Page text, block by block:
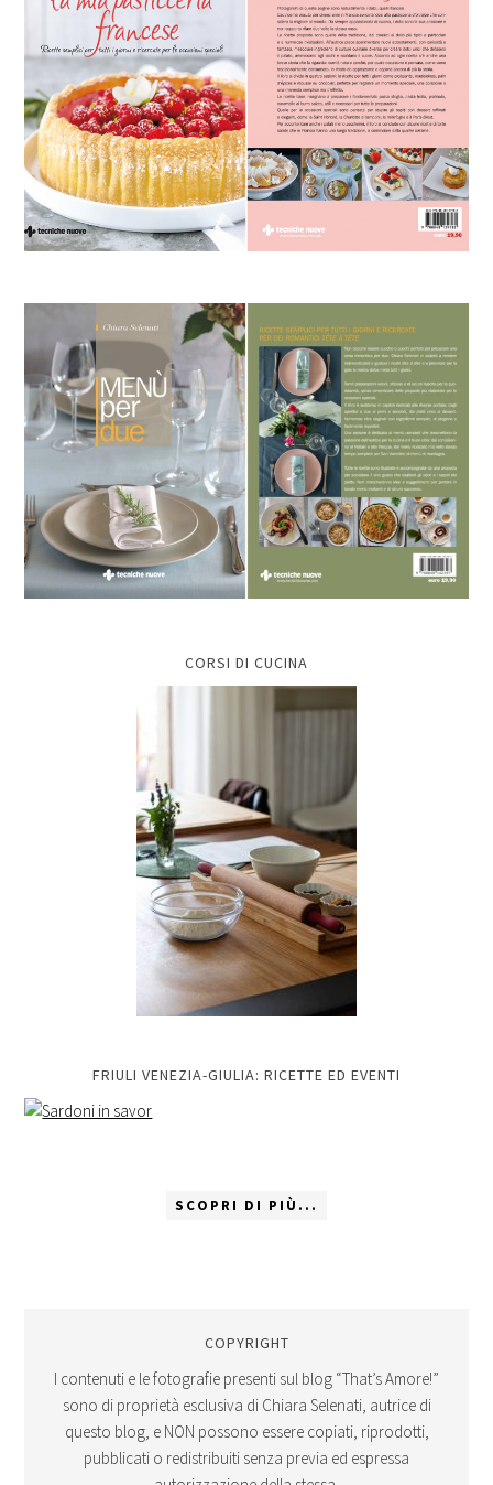
CORSI DI CUCINA
FRIULI VENEZIA-GIULIA: RICETTE ED EVENTI
SCOPRI DI PIÙ...
COPYRIGHT
I contenuti e le fotografie presenti sul blog “That’s Amore!”
sono di proprietà esclusiva di Chiara Selenati, autrice di
questo blog, e NON possono essere copiati, riprodotti,
pubblicati o redistribuiti senza previa ed espressa